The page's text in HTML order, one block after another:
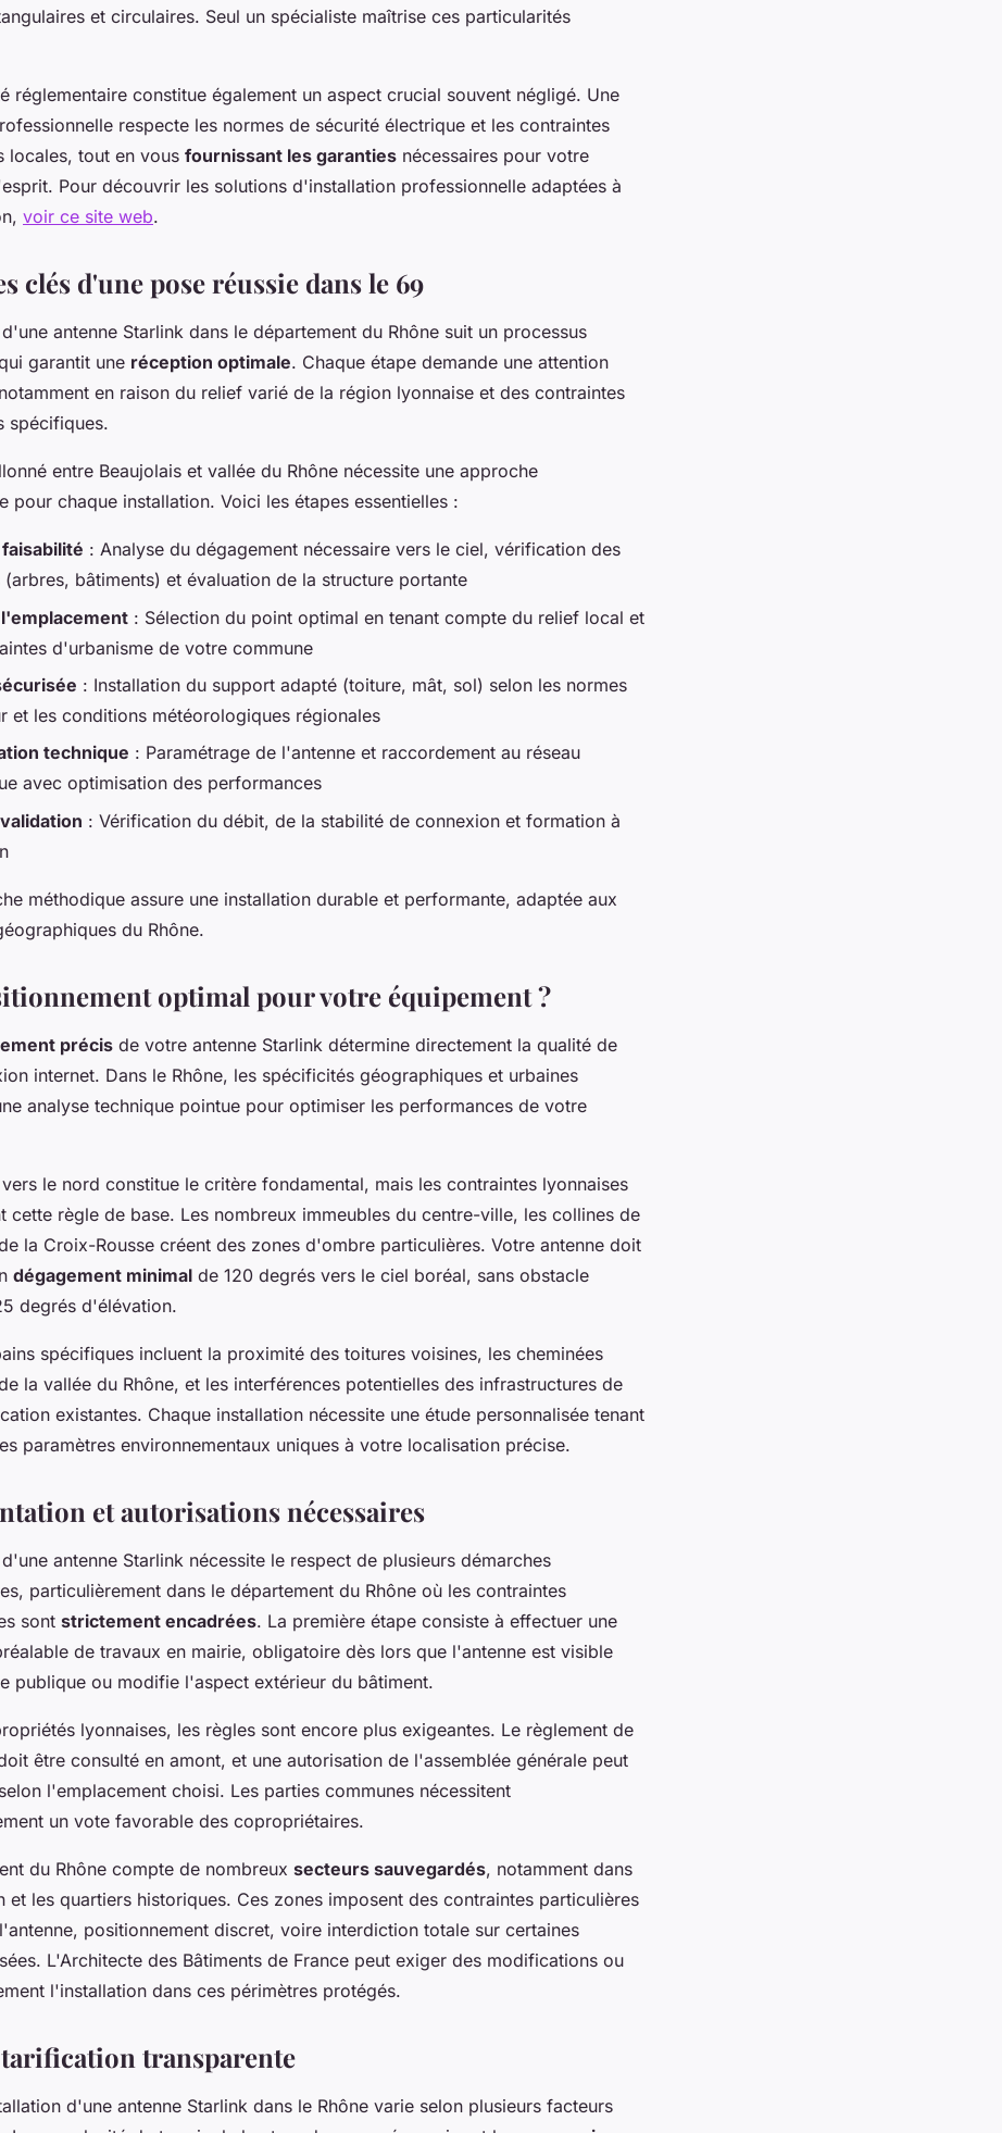
et circulaires. Seul un spécialiste maîtrise ces particularités
réglementaire constitue également un aspect crucial souvent négligé. Une
respecte les normes de sécurité électrique et les contraintes
locales, tout en vous fournissant les garanties nécessaires pour votre
Pour découvrir les solutions d'installation professionnelle adaptées à
voir ce site web.
clés d'une pose réussie dans le 69
antenne Starlink dans le département du Rhône suit un processus
garantit une réception optimale. Chaque étape demande une attention
en raison du relief varié de la région lyonnaise et des contraintes
spécifiques.
entre Beaujolais et vallée du Rhône nécessite une approche
pour chaque installation. Voici les étapes essentielles :
: Analyse du dégagement nécessaire vers le ciel, vérification des
bâtiments) et évaluation de la structure portante
: Sélection du point optimal en tenant compte du relief local et
d'urbanisme de votre commune
: Installation du support adapté (toiture, mât, sol) selon les normes
et les conditions météorologiques régionales
technique : Paramétrage de l'antenne et raccordement au réseau
avec optimisation des performances
: Vérification du débit, de la stabilité de connexion et formation à
méthodique assure une installation durable et performante, adaptée aux
du Rhône.
optimal pour votre équipement ?
précis de votre antenne Starlink détermine directement la qualité de
internet. Dans le Rhône, les spécificités géographiques et urbaines
analyse technique pointue pour optimiser les performances de votre
le nord constitue le critère fondamental, mais les contraintes lyonnaises
cette règle de base. Les nombreux immeubles du centre-ville, les collines de
la Croix-Rousse créent des zones d'ombre particulières. Votre antenne doit
dégagement minimal de 120 degrés vers le ciel boréal, sans obstacle
degrés d'élévation.
spécifiques incluent la proximité des toitures voisines, les cheminées
la vallée du Rhône, et les interférences potentielles des infrastructures de
existantes. Chaque installation nécessite une étude personnalisée tenant
paramètres environnementaux uniques à votre localisation précise.
et autorisations nécessaires
antenne Starlink nécessite le respect de plusieurs démarches
particulièrement dans le département du Rhône où les contraintes
sont strictement encadrées. La première étape consiste à effectuer une
de travaux en mairie, obligatoire dès lors que l'antenne est visible
publique ou modifie l'aspect extérieur du bâtiment.
lyonnaises, les règles sont encore plus exigeantes. Le règlement de
être consulté en amont, et une autorisation de l'assemblée générale peut
l'emplacement choisi. Les parties communes nécessitent
un vote favorable des copropriétaires.
du Rhône compte de nombreux secteurs sauvegardés, notamment dans
et les quartiers historiques. Ces zones imposent des contraintes particulières
positionnement discret, voire interdiction totale sur certaines
L'Architecte des Bâtiments de France peut exiger des modifications ou
l'installation dans ces périmètres protégés.
transparente
d'une antenne Starlink dans le Rhône varie selon plusieurs facteurs